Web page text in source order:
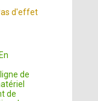
d'effet
En
de
de